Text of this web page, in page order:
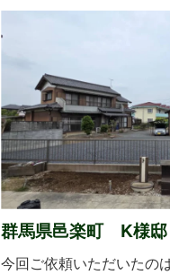
群馬県邑楽町 K様
採・抜根工事
今回ご依頼いただいたの